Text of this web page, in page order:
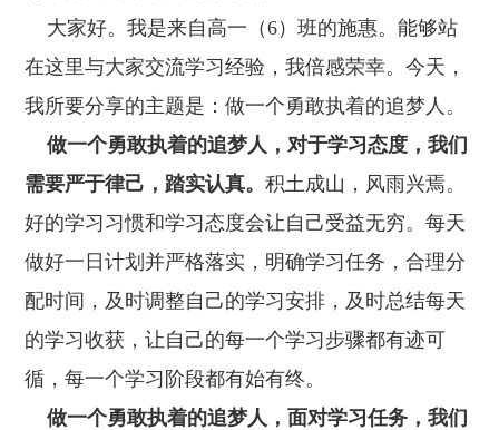
大家好。我是来自高一（6）班的施惠。能够站
在这里与大家交流学习经验，我倍感荣幸。今天，
我所要分享的主题是：做一个勇敢执着的追梦人。
做一个勇敢执着的追梦人，对于学习态度，我们
需要严于律己，踏实认真。积土成山，风雨兴焉。
好的学习习惯和学习态度会让自己受益无穷。每天
做好一日计划并严格落实，明确学习任务，合理分
配时间，及时调整自己的学习安排，及时总结每天
的学习收获，让自己的每一个学习步骤都有迹可
循，每一个学习阶段都有始有终。
做一个勇敢执着的追梦人，面对学习任务，我们